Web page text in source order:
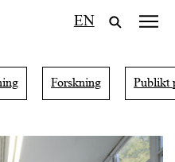
Forskning Publikt
EN